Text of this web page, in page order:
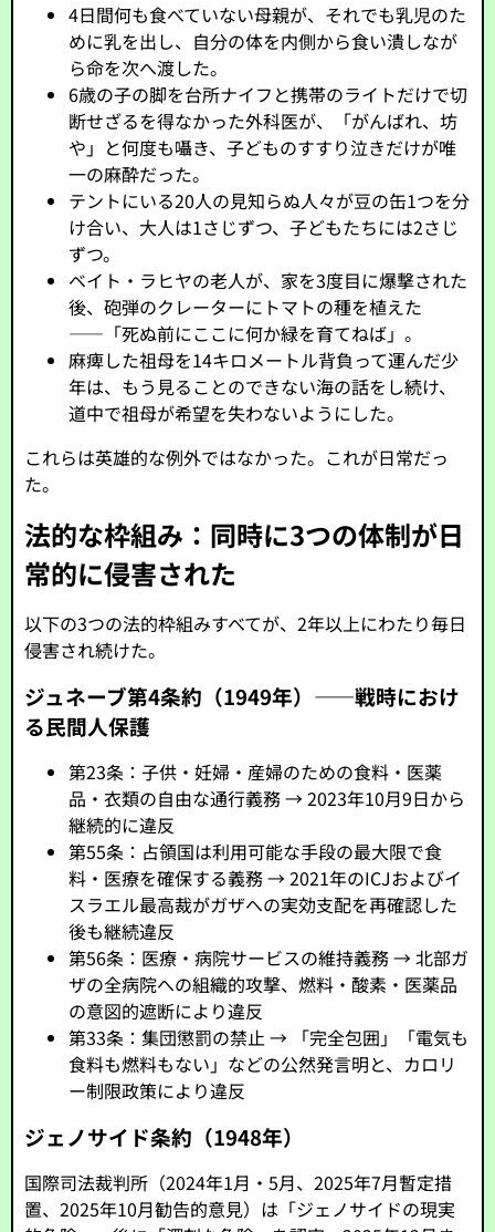
4日間何も食べていない母親が、それでも乳児のた
めに乳を出し、自分の体を内側から食い潰しなが
ら命を次へ渡した。
6歳の子の脚を台所ナイフと携帯のライトだけで切
断せざるを得なかった外科医が、「がんばれ、坊
や」と何度も囁き、子どものすすり泣きだけが唯
一の麻酔だった。
テントにいる20人の見知らぬ人々が豆の缶1つを分
け合い、大人は1さじずつ、子どもたちには2さじ
ずつ。
ベイト・ラヒヤの老人が、家を3度目に爆撃された
後、砲弾のクレーターにトマトの種を植えた
――「死ぬ前にここに何か緑を育てねば」。
麻痺した祖母を14キロメートル背負って運んだ少
年は、もう見ることのできない海の話をし続け、
道中で祖母が希望を失わないようにした。
これらは英雄的な例外ではなかった。これが日常だっ
た。
法的な枠組み：同時に3つの体制が日
常的に侵害された
以下の3つの法的枠組みすべてが、2年以上にわたり毎日
侵害され続けた。
ジュネーブ第4条約（1949年）――戦時におけ
る民間人保護
第23条：子供・妊婦・産婦のための食料・医薬
品・衣類の自由な通行義務 → 2023年10月9日から
継続的に違反
第55条：占領国は利用可能な手段の最大限で食
料・医療を確保する義務 → 2021年のICJおよびイ
スラエル最高裁がガザへの実効支配を再確認した
後も継続違反
第56条：医療・病院サービスの維持義務 → 北部ガ
ザの全病院への組織的攻撃、燃料・酸素・医薬品
の意図的遮断により違反
第33条：集団懲罰の禁止 → 「完全包囲」「電気も
食料も燃料もない」などの公然発言明と、カロリ
ー制限政策により違反
ジェノサイド条約（1948年）
国際司法裁判所（2024年1月・5月、2025年7月暫定措
置、2025年10月勧告的意見）は「ジェノサイドの現実